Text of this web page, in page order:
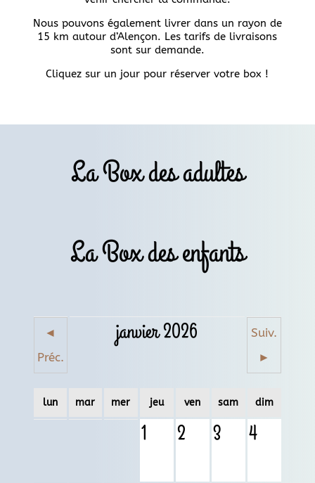
Nous pouvons également livrer dans un rayon de
15 km autour d’Alençon. Les tarifs de livraisons
sont sur demande.
Cliquez sur un jour pour réserver votre box !
La Box des adultes
La Box des enfants
◄
Préc.
janvier 2026
Suiv.
►
lun mar mer jeu ven sam dim
1 2 3 4